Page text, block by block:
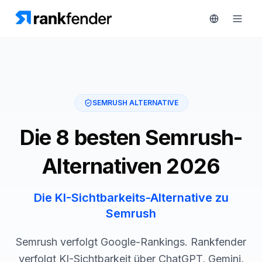
RAIVE
Keyword-
Intelligenz
Tools
SEMRUSH ALTERNATIVE
Die 8 besten Semrush-
Alternativen 2026
Die KI-Sichtbarkeits-Alternative zu
Semrush
Semrush verfolgt Google-Rankings. Rankfender
verfolgt KI-Sichtbarkeit über ChatGPT, Gemini,